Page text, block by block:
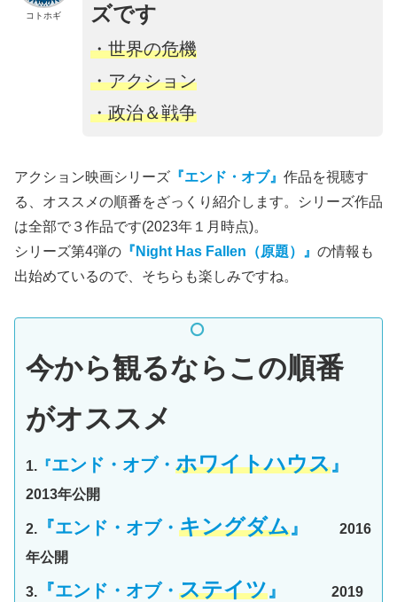
コトホギ
ズです
・世界の危機
・アクション
・政治＆戦争
アクション映画シリーズ 『エンド・オブ』 作品を視聴す
る、オススメの順番をざっくり紹介します。シリーズ作品
は全部で３作品です(2023年１月時点)。
シリーズ第4弾の 『Night Has Fallen（原題）』 の情報も
出始めているので、そちらも楽しみですね。
今から観るならこの順番
がオススメ
1. 『エンド・オブ・ ホワイトハウス』
2013年公開
2. 『エンド・オブ・ キングダム』
2016
年公開
3. 『エンド・オブ・ ステイツ』
2019